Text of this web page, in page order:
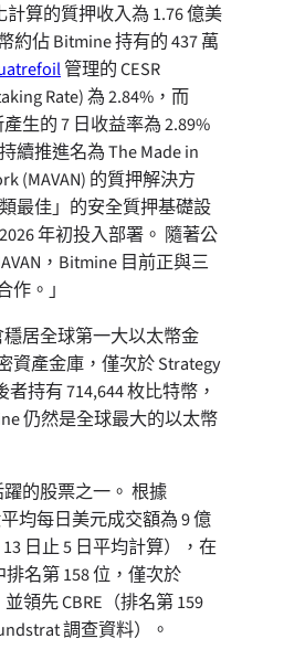
算的質押收入為 1.76 億美
約佔 Bitmine 持有的 437 萬
管理的 CESR
Rate) 為 2.84%，而
生的 7 日收益率為 2.89%
續推進名為 The Made in
(MAVAN) 的質押解決方
最佳」的安全質押基礎設
年初投入部署。 隨著公
，Bitmine 目前正與三
。」
居全球第一大以太幣金
資產金庫，僅次於 Strategy
者持有 714,644 枚比特幣，
仍然是全球最大的以太幣
的股票之一。 根據
均每日美元成交額為 9 億
日止 5 日平均計算），在
名第 158 位，僅次於
領先 CBRE（排名第 159
調查資料）。